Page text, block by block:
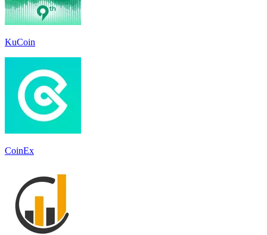
KuCoin
CoinEx